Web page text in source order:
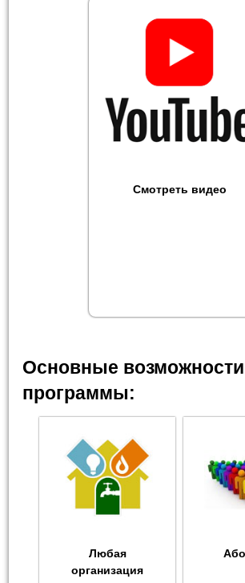
Смотреть видео
Основные возможности
программы:
Любая
организация